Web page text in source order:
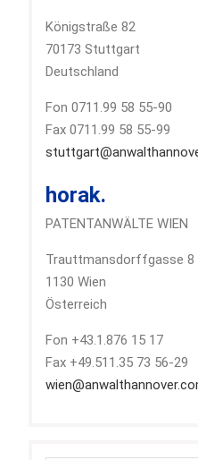
Königstraße 82
70173 Stuttgart
Deutschland
Fon 0711.99 58 55-90
Fax 0711.99 58 55-99
horak.
PATENTANWÄLTE WIEN
Trauttmansdorffgasse 8
1130 Wien
Österreich
Fon +43.1.876 15 17
Fax +49.511.35 73 56-29